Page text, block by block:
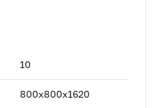
10
800x800x1620